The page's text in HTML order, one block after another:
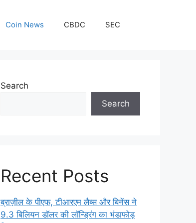
Coin News CBDC SEC
Search
Search
Recent Posts
ब्राज़ील के पीएफ, टीआरएम लैब्स और बिनेंस ने
9.3 बिलियन डॉलर की लॉन्ड्रिंग का भंडाफोड़